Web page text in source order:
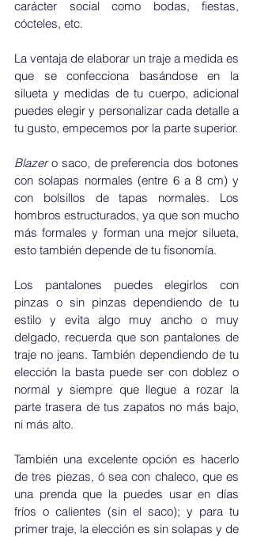
carácter social como bodas, fiestas,
cócteles, etc.
La ventaja de elaborar un traje a medida es
que se confecciona basándose en la
silueta y medidas de tu cuerpo, adicional
puedes elegir y personalizar cada detalle a
tu gusto, empecemos por la parte superior.
Blazer o saco, de preferencia dos botones
con solapas normales (entre 6 a 8 cm) y
con bolsillos de tapas normales. Los
hombros estructurados, ya que son mucho
más formales y forman una mejor silueta,
esto también depende de tu fisonomía.
Los pantalones puedes elegirlos con
pinzas o sin pinzas dependiendo de tu
estilo y evita algo muy ancho o muy
delgado, recuerda que son pantalones de
traje no jeans. También dependiendo de tu
elección la basta puede ser con doblez o
normal y siempre que llegue a rozar la
parte trasera de tus zapatos no más bajo,
ni más alto.
También una excelente opción es hacerlo
de tres piezas, ó sea con chaleco, que es
una prenda que la puedes usar en días
fríos o calientes (sin el saco); y para tu
primer traje, la elección es sin solapas y de